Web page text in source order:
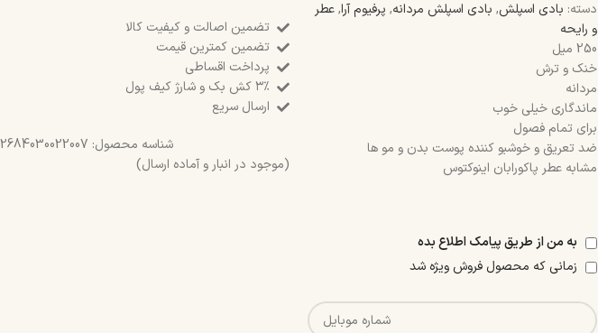
دسته: بادی اسپلش, بادی اسپلش مردانه, پرفیوم آرا,عطر
و رایحه
250 میل
خنک و ترش
مردانه
ماندگاری خیلی خوب
برای تمام فصول
ضد تعریق و خوشبو کننده پوست بدن و مو ها
مشابه عطر پاکورابان اینوکتوس
به من از طریق پیامک اطلاع بده
زمانی که محصول فروش ویژه شد
تضمین اصالت و کیفیت کالا
تضمین کمترین قیمت
پرداخت اقساطی
۳٪ کش بک و شارژ کیف پول
ارسال سریع
شناسه محصول: 2684030022007
(موجود در انبار و آماده ارسال)